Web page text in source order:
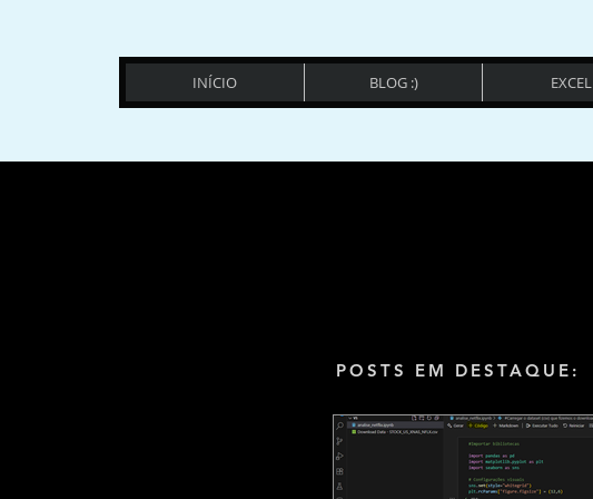
INÍCIO BLOG :) EXCEL
POSTS EM DESTAQUE: